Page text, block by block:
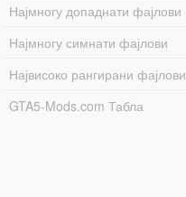
Најмногу допаднати фајлови
Најмногу симнати фајлови
Највисоко рангирани фајлови
GTA5-Mods.com Табла